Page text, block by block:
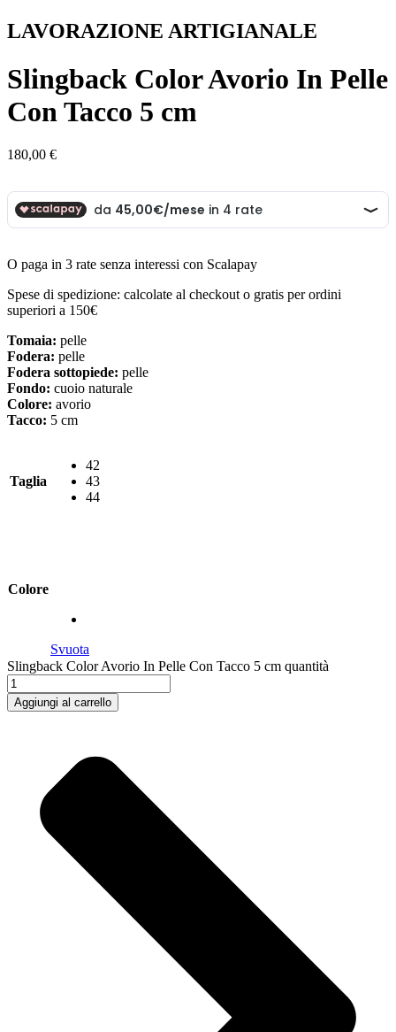
LAVORAZIONE ARTIGIANALE
Slingback Color Avorio In Pelle
Con Tacco 5 cm
180,00 €
O paga in 3 rate senza interessi con Scalapay
Spese di spedizione: calcolate al checkout o gratis per ordini
superiori a 150€
Tomaia: pelle
Fodera: pelle
Fodera sottopiede: pelle
Fondo: cuoio naturale
Colore: avorio
Tacco: 5 cm
Taglia
42
43
44
Colore
Svuota
Slingback Color Avorio In Pelle Con Tacco 5 cm quantità
Aggiungi al carrello